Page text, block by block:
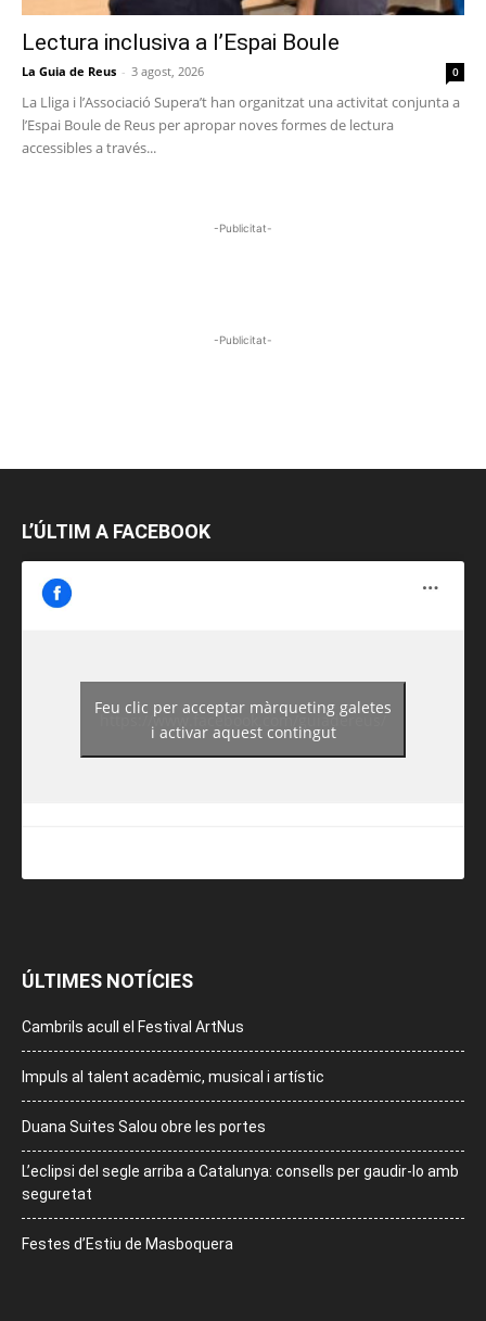
Lectura inclusiva a l’Espai Boule
La Guia de Reus - 3 agost, 2026 0
La Lliga i l’Associació Supera’t han organitzat una activitat conjunta a
l’Espai Boule de Reus per apropar noves formes de lectura
accessibles a través...
-Publicitat-
-Publicitat-
L’ÚLTIM A FACEBOOK
https://www.facebook.com/guiadereus/
Feu clic per acceptar màrqueting galetes
i activar aquest contingut
ÚLTIMES NOTÍCIES
Cambrils acull el Festival ArtNus
Impuls al talent acadèmic, musical i artístic
Duana Suites Salou obre les portes
L’eclipsi del segle arriba a Catalunya: consells per gaudir-lo amb
seguretat
Festes d’Estiu de Masboquera